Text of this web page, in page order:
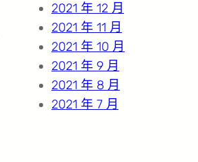
2021 年 12 月
2021 年 11 月
2021 年 10 月
2021 年 9 月
2021 年 8 月
2021 年 7 月